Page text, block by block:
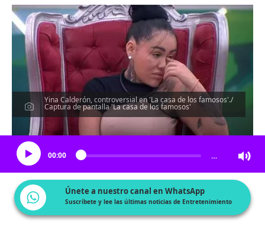
Yina Calderón, controversial en 'La casa de los famosos'./
Captura de pantalla 'La casa de los famosos'
Escucha el artículo
00:00 …
Únete a nuestro canal en WhatsApp
Suscríbete y lee las últimas noticias de Entretenimiento